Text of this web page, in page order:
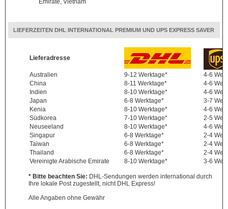
Emirate, Vietnam
LIEFERZEITEN DHL INTERNATIONAL PREMIUM UND UPS EXPRESS SAVER
Lieferadresse
Australien 9-12 Werktage*
4-6
China
8-11 Werktage*
4-6
Indien
8-10 Werktage*
4-6
Japan
6-8 Werktage*
3-7
Kenia
8-10 Werktage*
4-6
Südkorea
7-10 Werktage*
2-5
Neuseeland
8-10 Werktage*
4-6
Singapur
6-8 Werktage*
2-4
Taiwan
6-8 Werktage*
2-4
Thailand
6-8 Werktage*
2-4
Vereinigte Arabische Emirate
8-10 Werktage* 3-6
* Bitte beachten Sie: DHL-Sendungen werden international durch
Ihre lokale Post zugestellt, nicht DHL Express!
Alle Angaben ohne Gewähr